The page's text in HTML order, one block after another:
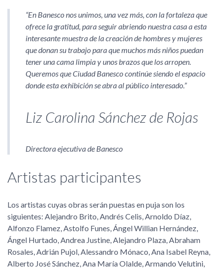
En Banesco nos unimos, una vez más, con la fortaleza que
ofrece la gratitud, para seguir abriendo nuestra casa a esta
interesante muestra de la creación de hombres y mujeres
que donan su trabajo para que muchos más niños puedan
tener una cama limpia y unos brazos que los arropen.
Queremos que Ciudad Banesco continúe siendo el espacio
donde esta exhibición se abra al público interesado.
Liz Carolina Sánchez de Rojas
Directora ejecutiva de Banesco
Artistas participantes
Los artistas cuyas obras serán puestas en puja son los
siguientes: Alejandro Brito, Andrés Celis, Arnoldo Díaz,
Alfonzo Flamez, Astolfo Funes, Ángel Willian Hernández,
Ángel Hurtado, Andrea Justine, Alejandro Plaza, Abraham
Rosales, Adrián Pujol, Alessandro Mónaco, Ana Isabel Reyna,
Alberto José Sánchez, Ana María Olalde, Armando Velutini,